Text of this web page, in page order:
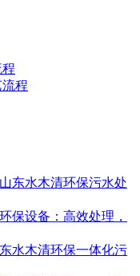
流程
东水木清环保污水处
保设备：高效处理，
水木清环保一体化污